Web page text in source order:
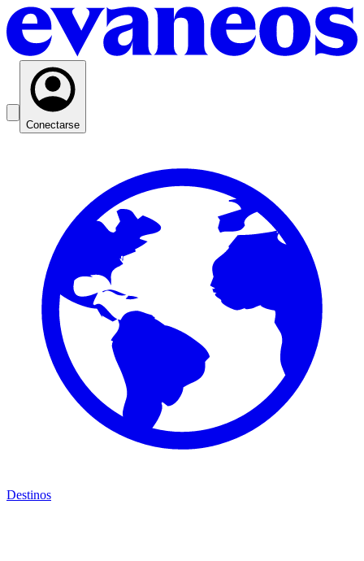
Conectarse
Destinos